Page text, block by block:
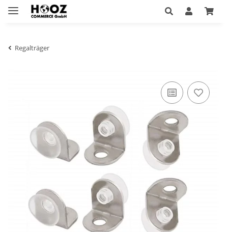
Regalträger